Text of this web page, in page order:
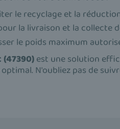
le recyclage et la
la livraison et la
le poids maximum
(47390)est une solution
N'oubliez pas de